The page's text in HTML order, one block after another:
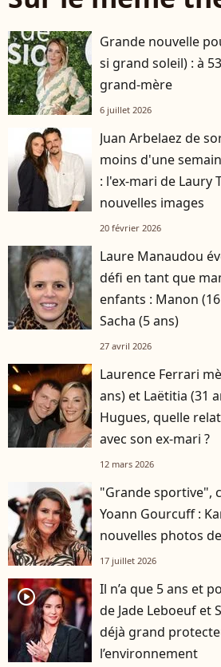
Grande nouvelle
si grand soleil) : à
grand-mère
6 juillet 2026
Juan Arbelaez de
moins d'une
: l'ex-mari de Laury
nouvelles images
20 février 2026
Laure Manaudou
défi en tant que
enfants : Manon
Sacha (5 ans)
27 avril 2026
Laurence Ferrari
ans) et Laëtitia (31
Hugues, quelle
avec son ex-mari ?
12 mars 2026
"Grande sportive",
Yoann Gourcuff :
nouvelles photos
17 juillet 2026
player2
Il n’a que 5 ans et
de Jade Leboeuf et
déjà grand
l’environnement